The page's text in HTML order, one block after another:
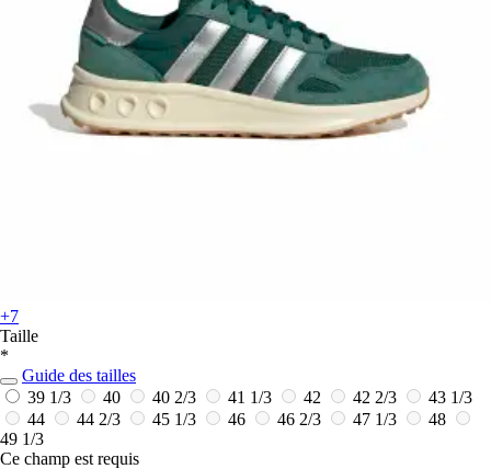
+7
Taille
*
Guide des tailles
39 1/3
40 40 2/3 41 1/3 42 42 2/3
43 1/3
44
44 2/3 45 1/3 46 46 2/3 47 1/3
48
49 1/3
Ce champ est requis